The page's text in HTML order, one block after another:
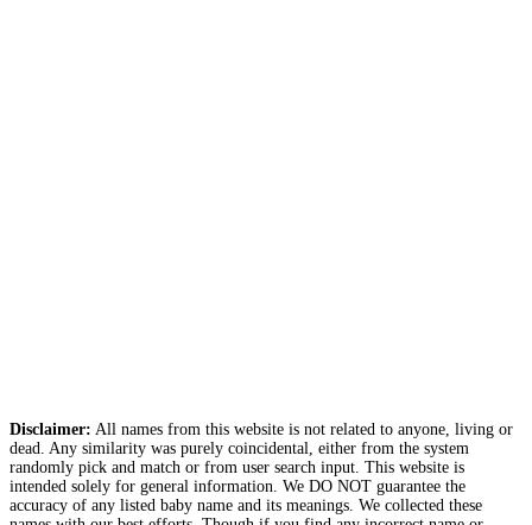
Disclaimer: All names from this website is not related to anyone, living or
dead. Any similarity was purely coincidental, either from the system
randomly pick and match or from user search input. This website is
intended solely for general information. We DO NOT guarantee the
accuracy of any listed baby name and its meanings. We collected these